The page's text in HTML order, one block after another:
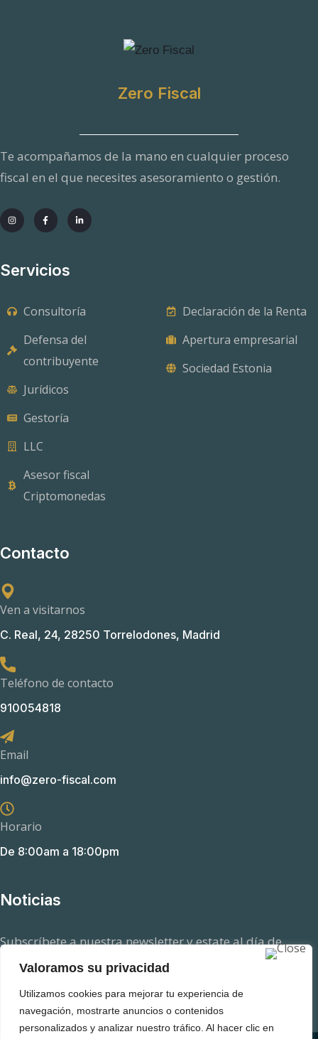
Valoramos su privacidad
Utilizamos cookies para mejorar tu experiencia de
navegación, mostrarte anuncios o contenidos
personalizados y analizar nuestro tráfico. Al hacer clic en
Zero Fiscal
Te acompañamos de la mano en cualquier proceso
fiscal en el que necesites asesoramiento o gestión.
Servicios
Consultoría
Defensa del
contribuyente
Jurídicos
Gestoría
LLC
Asesor fiscal
Criptomonedas
Declaración de la Renta
Apertura empresarial
Sociedad Estonia
Contacto
Ven a visitarnos
C. Real, 24, 28250 Torrelodones, Madrid
Teléfono de contacto
910054818
Email
info@zero-fiscal.com
Horario
De 8:00am a 18:00pm
Noticias
Subscríbete a nuestra newsletter y estate al día de
aquellas novedades en el ámbito fiscal que pueden